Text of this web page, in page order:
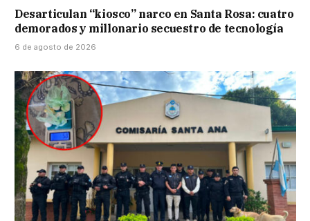
Desarticulan “kiosco” narco en Santa Rosa: cuatro
demorados y millonario secuestro de tecnología
6 de agosto de 2026